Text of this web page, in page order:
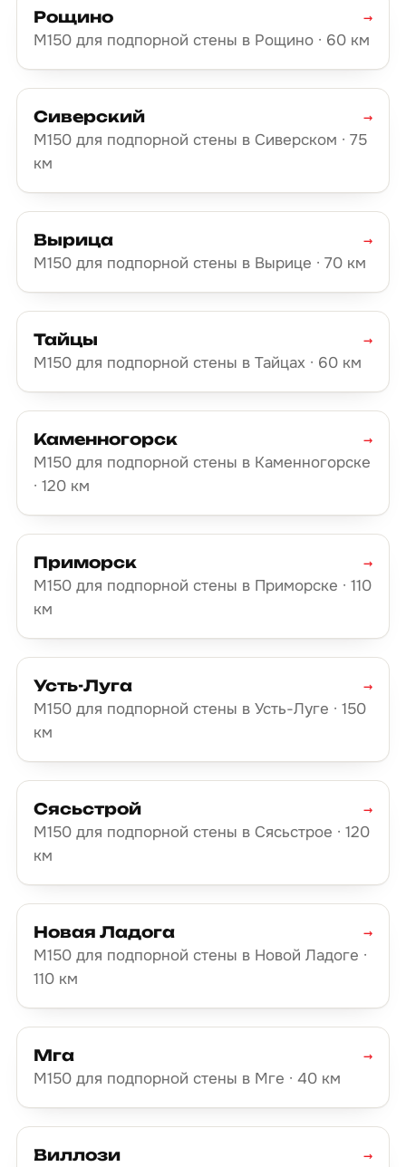
Рощино
М150 для подпорной стены в Рощино · 60 км
→
Сиверский
М150 для подпорной стены в Сиверском · 75
км
→
Вырица
М150 для подпорной стены в Вырице · 70 км
→
Тайцы
М150 для подпорной стены в Тайцах · 60 км
→
Каменногорск
М150 для подпорной стены в Каменногорске
· 120 км
→
Приморск
М150 для подпорной стены в Приморске · 110
км
→
Усть-Луга
М150 для подпорной стены в Усть-Луге · 150
км
→
Сясьстрой
М150 для подпорной стены в Сясьстрое · 120
км
→
Новая Ладога
М150 для подпорной стены в Новой Ладоге ·
110 км
→
Мга
М150 для подпорной стены в Мге · 40 км
→
Виллози
→